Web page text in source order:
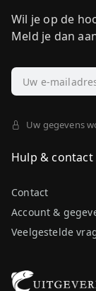
Wil je op de
Meld je dan
Uw gegevens
Hulp & contact
Account &
Veelgestelde
Contact